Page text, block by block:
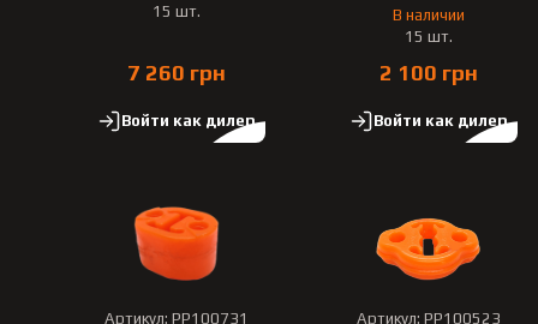
15 шт.
7 260 грн
Войти как дилер
В наличии
15 шт.
2 100 грн
Войти как дилер
Артикул: PP100731 Артикул: PP100523